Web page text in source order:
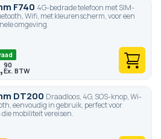
F740 4G-bedrade telefoon met SIM-
Wifi, met kleurenscherm, voor een
omgeving.
90
DT200 Draadloos, 4G, SOS-knop, Wi-
eenvoudig in gebruik, perfect voor
die mobiliteit vereisen.